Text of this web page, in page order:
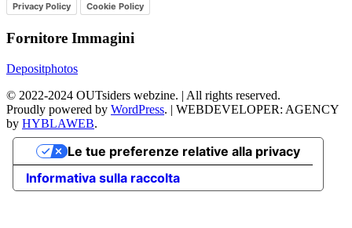
Privacy Policy Cookie Policy
Fornitore Immagini
Depositphotos
© 2022-2024 OUTsiders webzine. | All rights reserved.
Proudly powered by WordPress. | WEBDEVELOPER: AGENCY
by HYBLAWEB.
Informativa sulla raccolta
Le tue preferenze relative alla privacy